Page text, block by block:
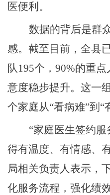
医便利。
数据的背后是群
感。截至目前，全县
队195个，90%的重
意度稳步提升。这一
个家庭从“看病难”到“
“家庭医生签约服
得有温度、有情感、
局相关负责人表示，
化服务流程，强化绩